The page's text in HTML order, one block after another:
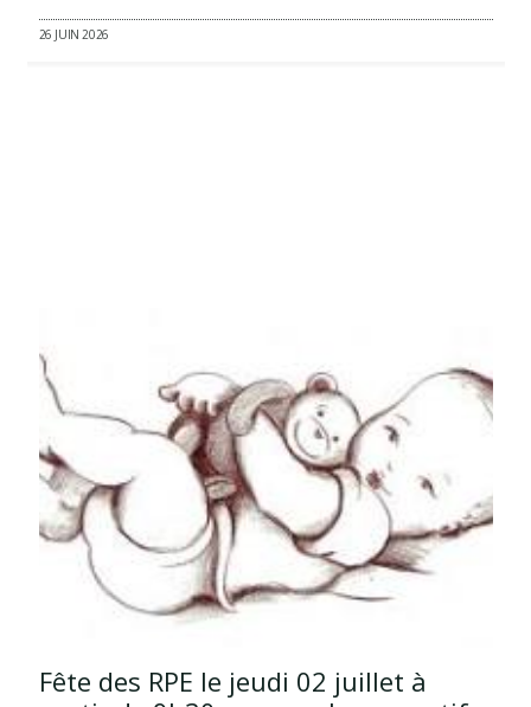
26 JUIN 2026
Fête des RPE le jeudi 02 juillet à